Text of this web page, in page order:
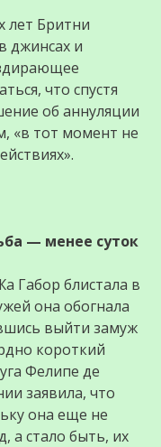
лет Бритни
джинсах и
что спустя
об аннуляции
«в тот момент не
— менее суток
Габор блистала в
она обогнала
выйти замуж
короткий
Фелипе де
заявила, что
она еще не
а стало быть, их